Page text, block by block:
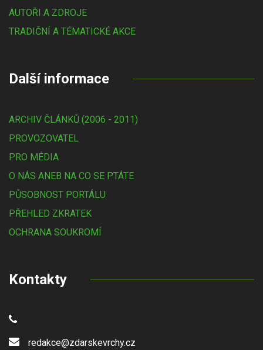
AUTOŘI A ZDROJE
TRADIČNÍ A TÉMATICKÉ AKCE
Další informace
ARCHIV ČLÁNKŮ (2006 - 2011)
PROVOZOVATEL
PRO MÉDIA
O NÁS ANEB NA CO SE PTÁTE
PŮSOBNOST PORTÁLU
PŘEHLED ZKRATEK
OCHRANA SOUKROMÍ
Kontakty
redakce@zdarskevrchy.cz